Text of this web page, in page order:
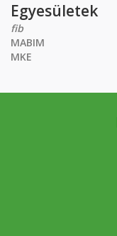
Egyesületek
fib
MABIM
MKE